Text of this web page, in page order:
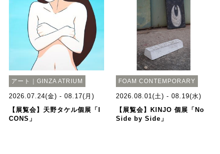
アート｜GINZA ATRIUM
2026.07.24(金) - 08.17(月)
【展覧会】天野タケル個展「I
CONS」
FOAM CONTEMPORARY
2026.08.01(土) - 08.19(水)
【展覧会】KINJO 個展「No
Side by Side」